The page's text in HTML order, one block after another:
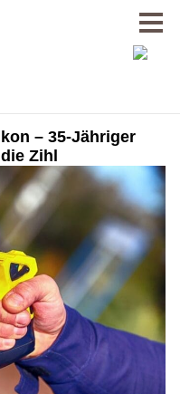
– 35-Jähriger
Zihl